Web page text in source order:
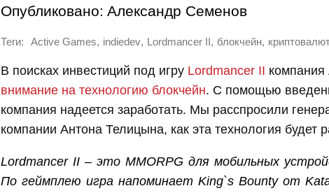
Опубликовано: Александр Семенов
Теги: Active Games, indiedev, Lordmancer II , блокчейн,
В поисках инвестиций под игру Lordmancer II компания
внимание на технологию блокчейн. С помощью
компания надеется заработать. Мы расспросили
компании Антона Телицына, как эта технология будет
Lordmancer II – это MMORPG для мобильных
По геймплею игра напоминает King`s Bounty от